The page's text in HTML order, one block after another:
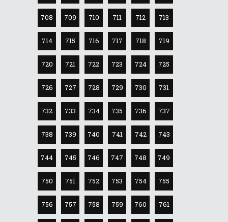
708 709 710 711 712 713
714 715 716 717 718 719
720 721 722 723 724 725
726 727 728 729 730 731
732 733 734 735 736 737
738 739 740 741 742 743
744 745 746 747 748 749
750 751 752 753 754 755
756 757 758 759 760 761